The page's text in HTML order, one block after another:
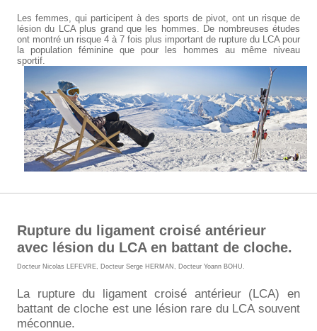
Les femmes, qui participent à des sports de pivot, ont un risque de
lésion du LCA plus grand que les hommes. De nombreuses études
ont montré un risque 4 à 7 fois plus important de rupture du LCA pour
la population féminine que pour les hommes au même niveau
sportif.
Rupture du ligament croisé antérieur
avec lésion du LCA en battant de cloche.
Docteur Nicolas LEFEVRE Docteur Serge HERMAN Docteur Yoann BOHU
La rupture du ligament croisé antérieur (LCA) en
battant de cloche est une lésion rare du LCA souvent
méconnue.